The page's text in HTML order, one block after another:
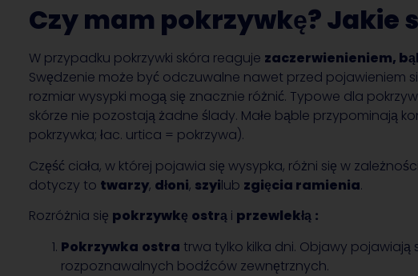
Czy mam pokrzywkę? Jakie
W przypadku pokrzywki skóra reaguje zaczerwienieniem,
Swędzenie może być odczuwalne nawet przed pojawieniem
rozmiar wysypki mogą się znacznie różnić. Typowe dla
skórze nie pozostają żadne ślady. Małe bąble przypominają
pokrzywka; łac. urtica = pokrzywa).
Część ciała, w której pojawia się wysypka, różni się w
dotyczy to twarzy, dłoni, szyilub zgięcia ramienia.
Rozróżnia się pokrzywkę ostrąi przewlekłą :
Pokrzywka ostra trwa tylko kilka dni. Objawy
rozpoznawalnych bodźców zewnętrznych.